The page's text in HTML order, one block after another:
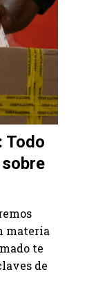
Todo
materia
te
de